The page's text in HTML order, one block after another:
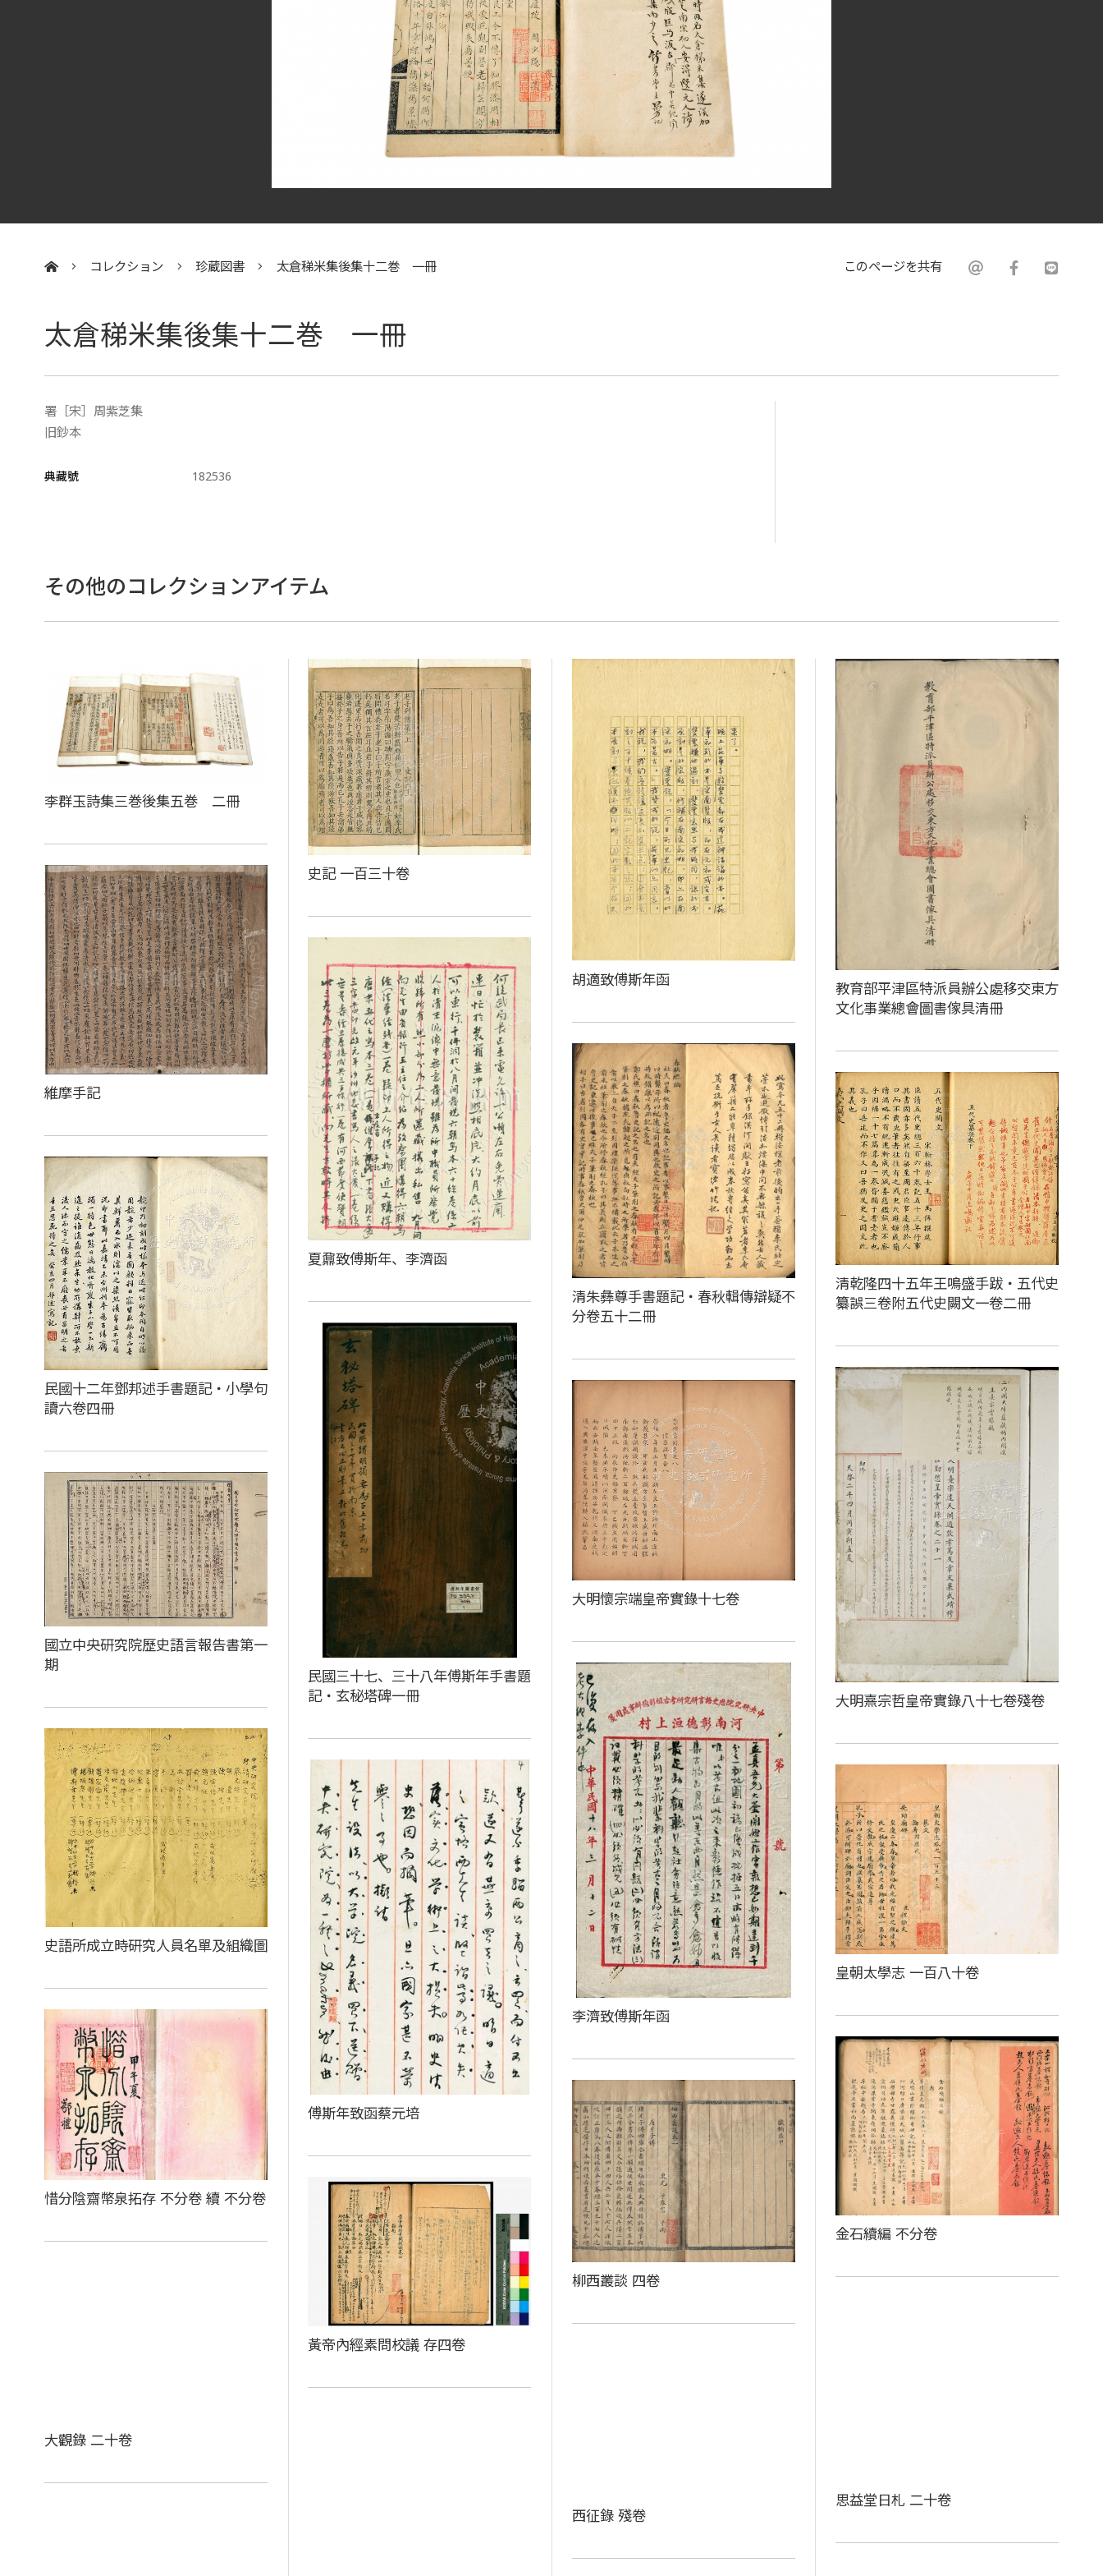
コレクション 珍蔵図書 太倉稊米集後集十二巻 一冊 このページを共有
太倉稊米集後集十二巻 一冊
署［宋］周紫芝集
旧鈔本
典藏號 182536
その他のコレクションアイテム
李群玉詩集三巻後集五巻 二冊
史記 一百三十卷
胡適致傅斯年函
教育部平津區特派員辦公處移交東方
文化事業總會圖書傢具清冊
維摩手記
夏鼐致傅斯年、李濟函
清朱彝尊手書題記‧春秋輯傳辯疑不
分卷五十二冊
清乾隆四十五年王鳴盛手跋‧五代史
纂誤三卷附五代史闕文一卷二冊
民國十二年鄧邦述手書題記‧小學句
讀六卷四冊
民國三十七、三十八年傅斯年手書題
記‧玄秘塔碑一冊
大明熹宗哲皇帝實錄八十七卷殘卷
大明懷宗端皇帝實錄十七卷
國立中央研究院歷史語言報告書第一
期
李濟致傅斯年函
史語所成立時研究人員名單及組織圖
傅斯年致函蔡元培
皇朝太學志 一百八十卷
惜分陰齋幣泉拓存 不分卷 續 不分卷
金石續編 不分卷
柳西叢談 四卷
黃帝內經素問校議 存四卷
大觀錄 二十卷
思益堂日札 二十卷
西征錄 殘卷